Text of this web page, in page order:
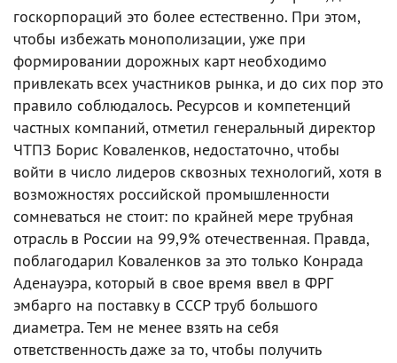
госкорпораций это более естественно. При этом,
чтобы избежать монополизации, уже при
формировании дорожных карт необходимо
привлекать всех участников рынка, и до сих пор это
правило соблюдалось. Ресурсов и компетенций
частных компаний, отметил генеральный директор
ЧТПЗ Борис Коваленков, недостаточно, чтобы
войти в число лидеров сквозных технологий, хотя в
возможностях российской промышленности
сомневаться не стоит: по крайней мере трубная
отрасль в России на 99,9% отечественная. Правда,
поблагодарил Коваленков за это только Конрада
Аденауэра, который в свое время ввел в ФРГ
эмбарго на поставку в СССР труб большого
диаметра. Тем не менее взять на себя
ответственность даже за то, чтобы получить